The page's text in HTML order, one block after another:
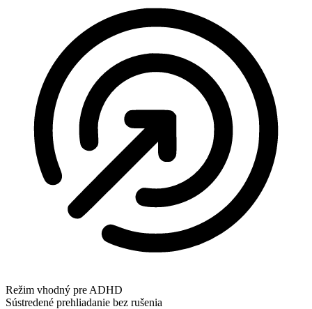
Režim vhodný pre ADHD
Sústredené prehliadanie bez rušenia